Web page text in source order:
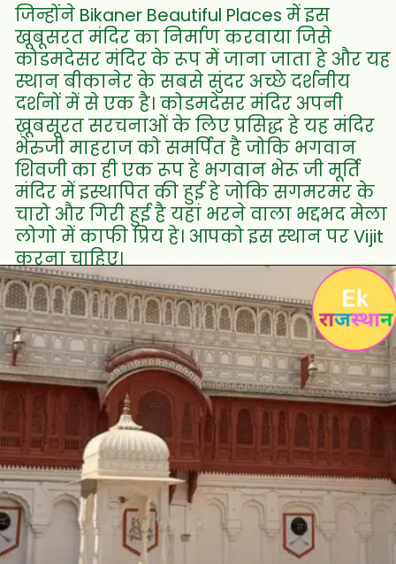
जिन्होंने Bikaner Beautiful Places में इस
खूबूसरत मंदिर का निर्माण करवाया जिसे
कोडमदेसर मंदिर के रूप में जाना जाता हे और यह
स्थान बीकानेर के सबसे सुंदर अच्छे दर्शनीय
दर्शनों में से एक है। कोडमदेसर मंदिर अपनी
ख़ूबसूरत सरचनाओं के लिए प्रसिद्ध हे यह मंदिर
भेरुजी माहराज को समर्पित है जोकि भगवान
शिवजी का ही एक रूप हे भगवान भेरू जी मूर्ति
मंदिर में इस्थापित की हुई हे जोकि सगमरमर के
चारो और गिरी हुई है यहां भरने वाला भद्दभद मेला
लोगो में काफी प्रिय हे। आपको इस स्थान पर Vijit
करना चाहिए।